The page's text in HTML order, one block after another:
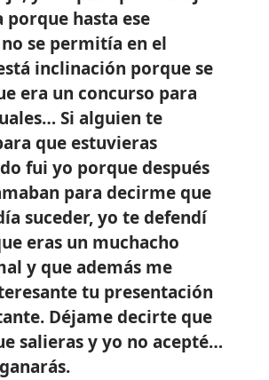
porque hasta ese
se permitía en el
inclinación porque se
era un concurso para
Si alguien te
que estuvieras
fui yo porque después
para decirme que
suceder, yo te defendí
eras un muchacho
y que además me
tu presentación
Déjame decirte que
salieras y yo no acepté…